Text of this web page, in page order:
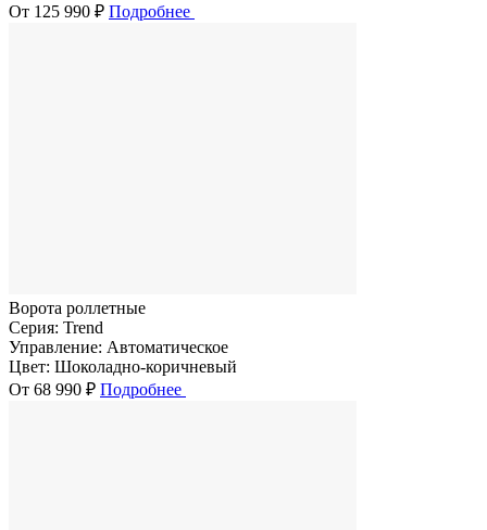
От 125 990 ₽ Подробнее
Ворота роллетные
Серия: Trend
Управление: Автоматическое
Цвет: Шоколадно-коричневый
От 68 990 ₽ Подробнее